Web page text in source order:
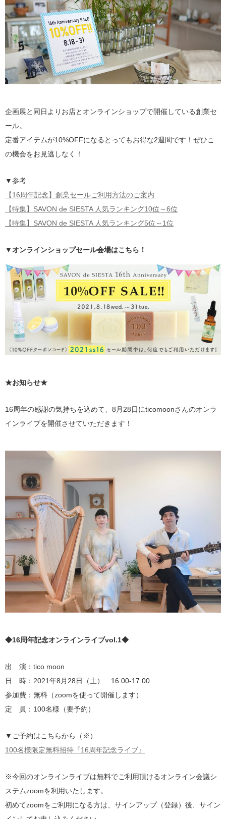
企画展と同日よりお店とオンラインショップで開催している創業セ
ール。
定番アイテムが10%OFFになるとってもお得な2週間です！ぜひこ
の機会をお見逃しなく！
▼参考
【16周年記念】創業セールご利用方法のご案内
【特集】SAVON de SIESTA 人気ランキング10位～6位
【特集】SAVON de SIESTA 人気ランキング5位～1位
▼オンラインショップセール会場はこちら！
★お知らせ★
16周年の感謝の気持ちを込めて、8月28日にticomoonさんのオンラ
インライブを開催させていただきます！
◆16周年記念オンラインライブvol.1◆
出 演：tico moon
日 時：2021年8月28日（土） 16:00-17:00
参加費：無料（zoomを使って開催します）
定 員：100名様（要予約）
▼ご予約はこちらから（※）
100名様限定無料招待『16周年記念ライブ』
※今回のオンラインライブは無料でご利用頂けるオンライン会議シ
ステムzoomを利用いたします。
初めてzoomをご利用になる方は、サインアップ（登録）後、サイン